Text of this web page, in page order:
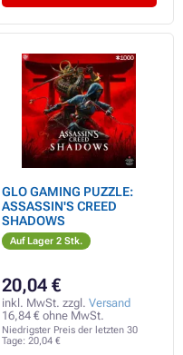
GLO GAMING PUZZLE:
ASSASSIN'S CREED
SHADOWS
Auf Lager 2 Stk.
20,04 €
inkl. MwSt. zzgl. Versand
16,84 € ohne MwSt.
Niedrigster Preis der letzten 30
Tage: 20,04 €